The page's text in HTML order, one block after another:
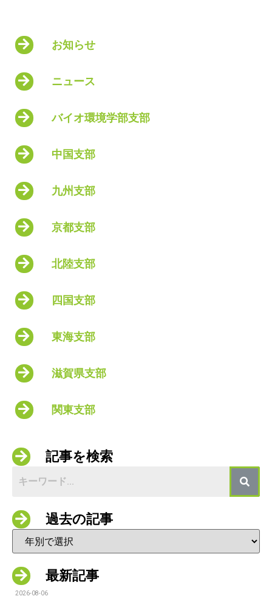
お知らせ
ニュース
バイオ環境学部支部
中国支部
九州支部
京都支部
北陸支部
四国支部
東海支部
滋賀県支部
関東支部
記事を検索
過去の記事
最新記事
2026-08-06